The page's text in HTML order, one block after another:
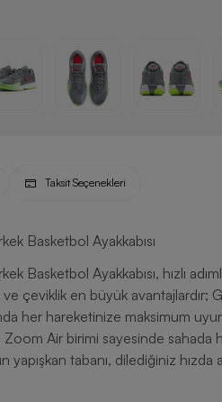
Taksit Seçenekleri
Basketbol Ayakkabısı
Basketbol Ayakkabısı, hızlı
ve çeviklik en büyük
her hareketinize maksimum
Zoom Air birimi sayesinde
yapışkan tabanı, dilediğiniz